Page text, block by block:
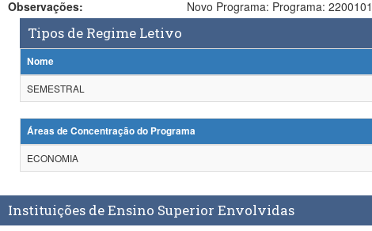
Observações:
Novo Programa: Programa:
Tipos de Regime Letivo
Nome
SEMESTRAL
Áreas de Concentração do Programa
ECONOMIA
Instituições de Ensino Superior Envolvidas